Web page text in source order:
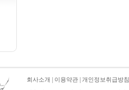
회사소개 이용약관 개인정보취급방침